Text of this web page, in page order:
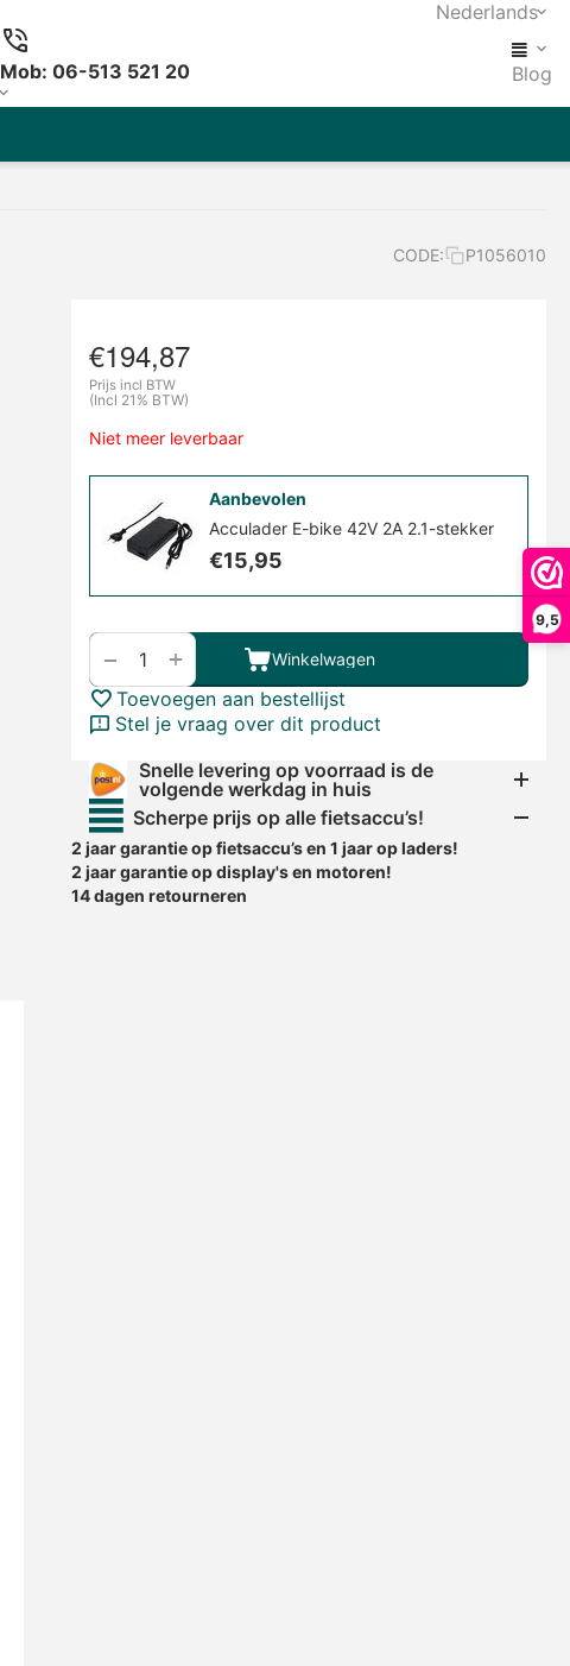
9,5
Nederlands
Mob: 06-513 521 20 Blog
CODE: P1056010
€194,87
Prijs incl BTW
(Incl 21% BTW)
Niet meer leverbaar
Aanbevolen
Acculader E-bike 42V 2A 2.1-stekker
€15,95
+
− Winkelwagen
Toevoegen aan bestellijst
Stel je vraag over dit product
Snelle levering op voorraad is de
volgende werkdag in huis
Scherpe prijs op alle fietsaccu’s!
2 jaar garantie op fietsaccu’s en 1 jaar op laders!
2 jaar garantie op display's en motoren!
14 dagen retourneren